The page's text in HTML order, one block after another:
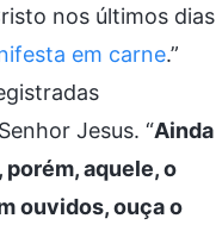
nos últimos
em carne.”
Jesus. “Ainda
aquele, o
ouvidos, ouça o